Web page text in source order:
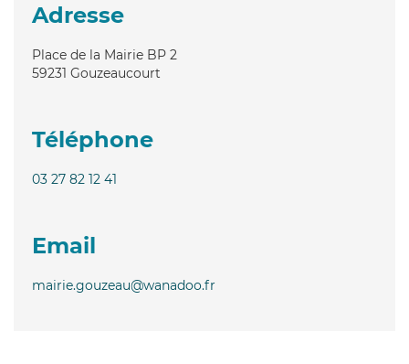
Adresse
Place de la Mairie BP 2
59231 Gouzeaucourt
Téléphone
03 27 82 12 41
Email
mairie.gouzeau@wanadoo.fr